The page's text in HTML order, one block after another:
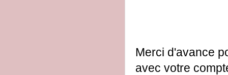
Merci d'avance
avec votre